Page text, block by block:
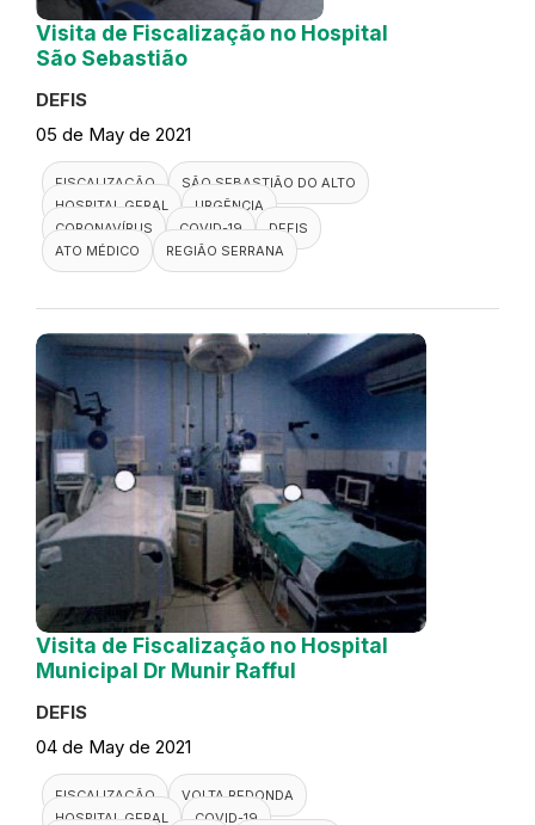
Visita de Fiscalização no Hospital
São Sebastião
DEFIS
05 de May de 2021
FISCALIZAÇÃO
SÃO SEBASTIÃO DO ALTO
HOSPITAL GERAL
URGÊNCIA
CORONAVÍRUS
COVID-19
DEFIS
ATO MÉDICO
REGIÃO SERRANA
Visita de Fiscalização no Hospital
Municipal Dr Munir Rafful
DEFIS
04 de May de 2021
FISCALIZAÇÃO
VOLTA REDONDA
HOSPITAL GERAL
COVID-19